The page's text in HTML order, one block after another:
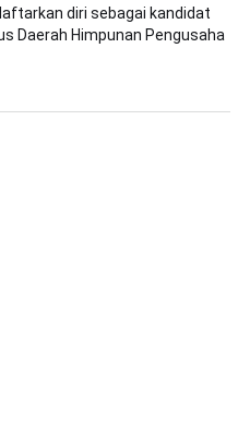
diri sebagai kandidat
Daerah Himpunan Pengusaha